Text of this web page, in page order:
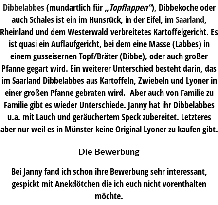
Dibbelabbes(mundartlich für „Topflappen“), Dibbekoche oder
auch Schales ist ein im Hunsrück, in der Eifel, im Saarland,
Rheinland und dem Westerwald verbreitetes Kartoffelgericht. Es
ist quasi ein Auflaufgericht, bei dem eine Masse (Labbes) in
einem gusseisernen Topf/Bräter (Dibbe), oder auch großer
Pfanne gegart wird. Ein weiterer Unterschied besteht darin, das
im Saarland Dibbelabbes aus Kartoffeln, Zwiebeln und Lyoner in
einer großen Pfanne gebraten wird. Aber auch von Familie zu
Familie gibt es wieder Unterschiede. Janny hat ihr Dibbelabbes
u.a. mit Lauch und geräuchertem Speck zubereitet. Letzteres
aber nur weil es in Münster keine Original Lyoner zu kaufen gibt.
Die Bewerbung
Bei Janny fand ich schon ihre Bewerbung sehr interessant,
gespickt mit Anekdötchen die ich euch nicht vorenthalten
möchte.